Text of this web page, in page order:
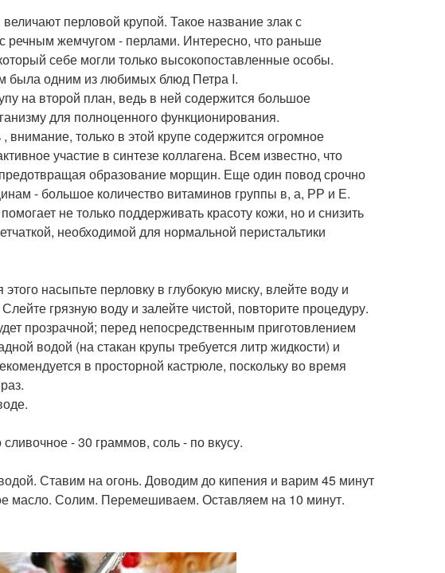
перловой крупой. Такое название злак с
речным жемчугом - перлами. Интересно, что раньше
себе могли только высокопоставленные особы.
была одним из любимых блюд Петра I.
на второй план, ведь в ней содержится большое
для полноценного функционирования.
только в этой крупе содержится огромное
участие в синтезе коллагена. Всем известно, что
образование морщин. Еще один повод срочно
- большое количество витаминов группы в, а, РР и Е.
не только поддерживать красоту кожи, но и снизить
необходимой для нормальной перистальтики
насыпьте перловку в глубокую миску, влейте воду и
грязную воду и залейте чистой, повторите процедуру.
прозрачной; перед непосредственным приготовлением
водой (на стакан крупы требуется литр жидкости) и
в просторной кастрюле, поскольку во время
- 30 граммов, соль - по вкусу.
Ставим на огонь. Доводим до кипения и варим 45 минут
масло. Солим. Перемешиваем. Оставляем на 10 минут.